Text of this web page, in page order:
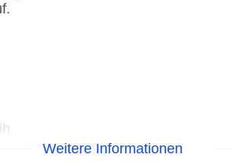
Weitere Informationen